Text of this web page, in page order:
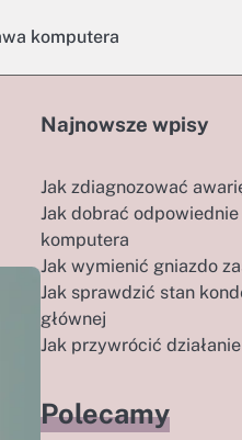
komputera
Najnowsze wpisy
Jak zdiagnozować
Jak dobrać
komputera
Jak wymienić gniazdo
Jak sprawdzić stan
głównej
Jak przywrócić
Polecamy